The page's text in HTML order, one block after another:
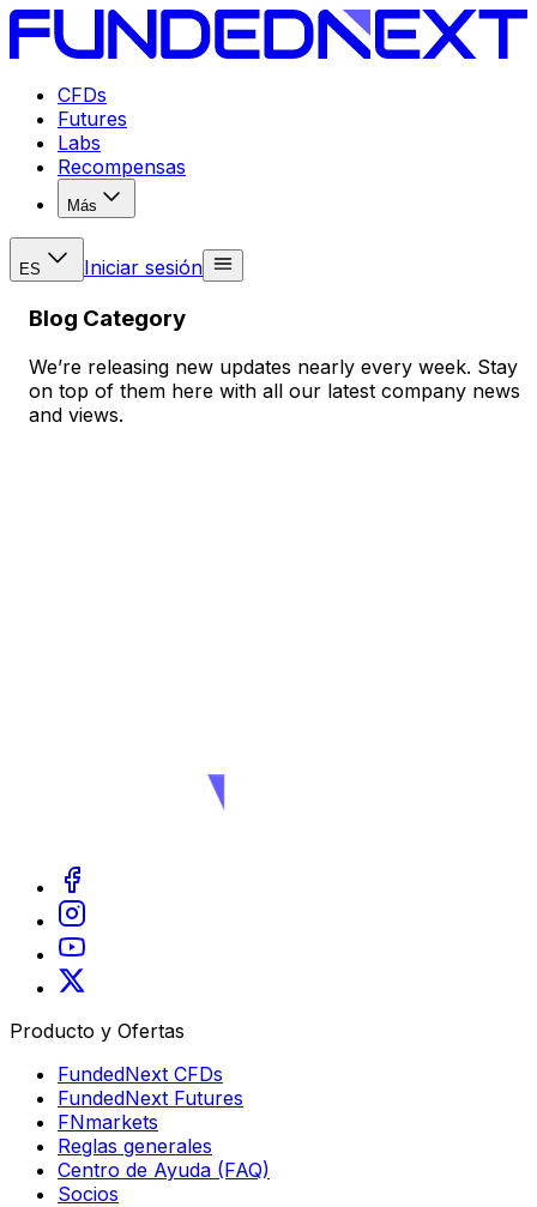
CFDs
Futures
Labs
Recompensas
Más
ES Iniciar sesión
Blog Category
We’re releasing new updates nearly every week. Stay
on top of them here with all our latest company news
and views.
Producto y Ofertas
FundedNext CFDs
FundedNext Futures
FNmarkets
Reglas generales
Centro de Ayuda (FAQ)
Socios